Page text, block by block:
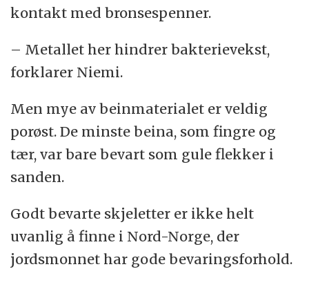
kontakt med bronsespenner.
– Metallet her hindrer bakterievekst,
forklarer Niemi.
Men mye av beinmaterialet er veldig
porøst. De minste beina, som fingre og
tær, var bare bevart som gule flekker i
sanden.
Godt bevarte skjeletter er ikke helt
uvanlig å finne i Nord-Norge, der
jordsmonnet har gode bevaringsforhold.